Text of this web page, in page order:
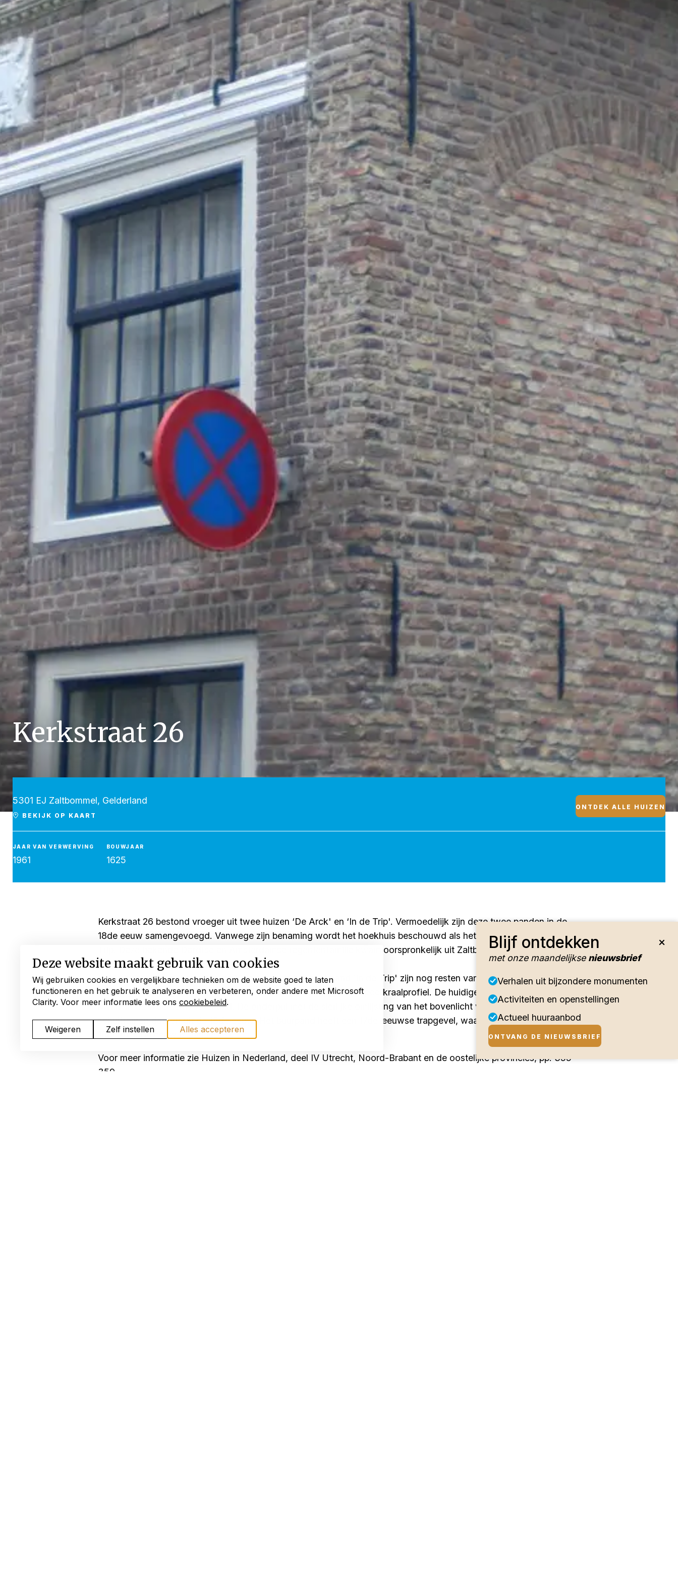
Deze website maakt gebruik van cookies
Wij gebruiken cookies en vergelijkbare technieken om de website goed te laten
functioneren en het gebruik te analyseren en verbeteren, onder andere met Microsoft
Clarity. Voor meer informatie lees ons cookiebeleid.
Alles accepteren
Weigeren Zelf instellen
Zaltbommel, Kerkstraat 26
Kerkstraat 26
5301 EJ Zaltbommel, Gelderland
BEKIJK OP KAART
JAAR VAN VERWERVING
1961
BOUWJAAR
1625
ONTDEK ALLE HUIZEN
Kerkstraat 26 bestond vroeger uit twee huizen ‘De Arck' en ‘In de Trip'. Vermoedelijk zijn deze twee panden in de
18de eeuw samengevoegd. Vanwege zijn benaming wordt het hoekhuis beschouwd als het stamhuis van de familie
Trip. Deze bekende Dordtse en Amsterdamse regentenfamilie kwam oorspronkelijk uit Zaltbommel.
Beide huizen zijn gebouwd in de 16de eeuw. In het hoekpand ‘In de Trip' zijn nog resten van een 16de-eeuwse
balklaag aanwezig. Deze heeft sleutelstukken met een typerend peerkraalprofiel. De huidige indeling van het pand
kwam in de 17de eeuw tot stand. De onderpui met de sierlijke omlijsting van het bovenlicht van de voordeur en de
schuiframen dateert uit de 18de eeuw. Het buurpand heeft een 17de-eeuwse trapgevel, waarvan de onderpui in de
18de of 19de eeuw is aangepast.
Voor meer informatie zie Huizen in Nederland, deel IV Utrecht, Noord-Brabant en de oostelijke provincies, pp. 355-
359.
Blijf ontdekken
met onze maandelijkse nieuwsbrief
Verhalen uit bijzondere monumenten
Activiteiten en openstellingen
Actueel huuraanbod
ONTVANG DE NIEUWSBRIEF